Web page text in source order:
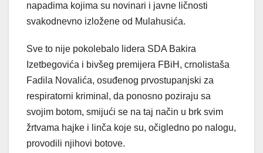
napadima kojima su novinari i javne ličnosti
svakodnevno izložene od Mulahusića.
Sve to nije pokolebalo lidera SDA Bakira
Izetbegovića i bivšeg premijera FBiH, crnolistaša
Fadila Novalića, osuđenog prvostupanjski za
respiratorni kriminal, da ponosno poziraju sa
svojim botom, smijući se na taj način u brk svim
žrtvama hajke i linča koje su, očigledno po nalogu,
provodili njihovi botove.